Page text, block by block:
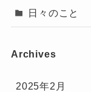
日々のこと
Archives
2025年2月